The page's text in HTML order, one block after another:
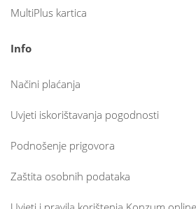
MultiPlus kartica
Info
Načini plaćanja
Uvjeti iskorištavanja pogodnosti
Podnošenje prigovora
Zaštita osobnih podataka